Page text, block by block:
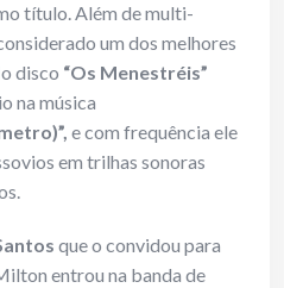
título. Além de multi-
um dos melhores
disco “Os Menestréis”
na música
e com frequência ele
em trilhas sonoras
que o convidou para
entrou na banda de